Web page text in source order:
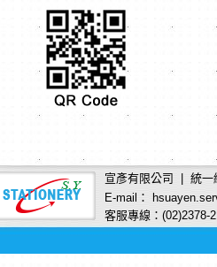
宣彥有限公司 | 統一
E-mail：
客服專線：